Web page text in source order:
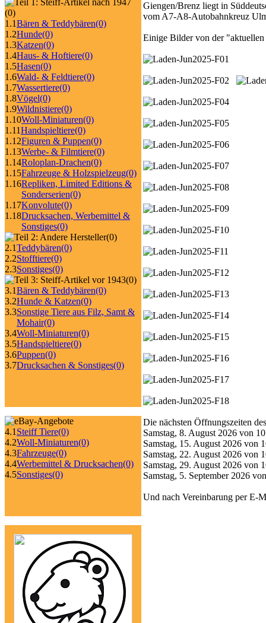
(0)
1.1Bären & Teddybären(0)
1.2Hunde(0)
1.3Katzen(0)
1.4Haus- & Hoftiere(0)
1.5Hasen(0)
1.6Wald- & Feldtiere(0)
1.7Wassertiere(0)
1.8Vögel(0)
1.9Wildnistiere(0)
1.10Woll-Miniaturen(0)
1.11Handspieltiere(0)
1.12Figuren & Puppen(0)
1.13Werbe- & Filmtiere(0)
1.14Roloplan-Drachen(0)
1.15Fahrzeuge & Holzspielzeug(0)
1.16Repliken, Limited Editions &
Sonderserien(0)
1.17Konvolute(0)
1.18Drucksachen, Werbemittel &
Sonstiges(0)
(0)
2.1Teddybären(0)
2.2Stofftiere(0)
2.3Sonstiges(0)
(0)
3.1Bären & Teddybären(0)
3.2Hunde & Katzen(0)
3.3Sonstige Tiere aus Filz, Samt &
Mohair(0)
3.4Woll-Miniaturen(0)
3.5Handspieltiere(0)
3.6Puppen(0)
3.7Drucksachen & Sonstiges(0)
4.1 Steiff Tiere(0)
4.2Woll-Miniaturen(0)
4.3Fahrzeuge(0)
4.4Werbemittel & Drucksachen(0)
4.5Sonstiges(0)
Giengen/Brenz liegt in
vom A7-A8-Autobahnkreuz
Einige Bilder von der "aktuellen
Die nächsten Öffnungszeiten
Samstag, 8. August 2026 von
Samstag, 15. August 2026 von
Samstag, 22. August 2026 von
Samstag, 29. August 2026 von
Samstag, 5. September 2026
Und nach Vereinbarung per E-